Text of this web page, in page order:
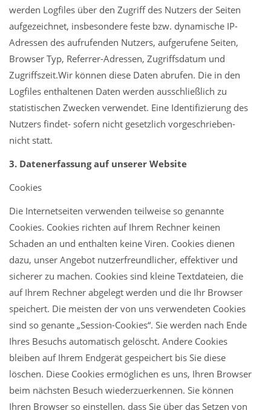
werden Logfiles über den Zugriff des Nutzers der Seiten
aufgezeichnet, insbesondere feste bzw. dynamische IP-
Adressen des aufrufenden Nutzers, aufgerufene Seiten,
Browser Typ, Referrer-Adressen, Zugriffsdatum und
Zugriffszeit.Wir können diese Daten abrufen. Die in den
Logfiles enthaltenen Daten werden ausschließlich zu
statistischen Zwecken verwendet. Eine Identifizierung des
Nutzers findet- sofern nicht gesetzlich vorgeschrieben-
nicht statt.
3. Datenerfassung auf unserer Website
Cookies
Die Internetseiten verwenden teilweise so genannte
Cookies. Cookies richten auf Ihrem Rechner keinen
Schaden an und enthalten keine Viren. Cookies dienen
dazu, unser Angebot nutzerfreundlicher, effektiver und
sicherer zu machen. Cookies sind kleine Textdateien, die
auf Ihrem Rechner abgelegt werden und die Ihr Browser
speichert. Die meisten der von uns verwendeten Cookies
sind so genante „Session-Cookies“. Sie werden nach Ende
Ihres Besuchs automatisch gelöscht. Andere Cookies
bleiben auf Ihrem Endgerät gespeichert bis Sie diese
löschen. Diese Cookies ermöglichen es uns, Ihren Browser
beim nächsten Besuch wiederzuerkennen. Sie können
Ihren Browser so einstellen, dass Sie über das Setzen von